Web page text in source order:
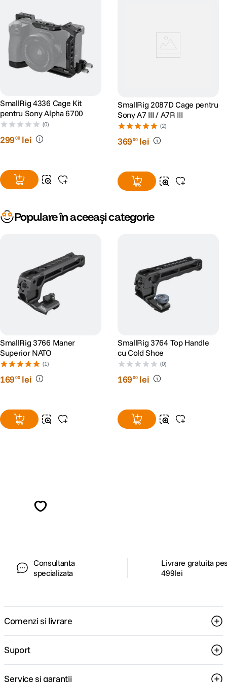
SmallRig 4336 Cage Kit
pentru Sony Alpha 6700
(0)
29900 lei
SmallRig 2087D Cage pentru
Sony A7 III / A7R III
(2)
36900 lei
Populare în aceeași categorie
SmallRig 3766 Maner
Superior NATO
(1)
16900 lei
SmallRig 3764 Top Handle
cu Cold Shoe
(0)
16900 lei
Consultanta
specializata
Livrare gratuita
499lei
Comenzi si livrare
Suport
Service si garantii